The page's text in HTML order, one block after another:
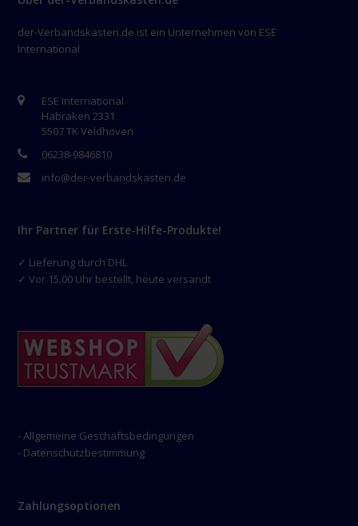
der-Verbandskasten.de ist ein Unternehmen von ESE
International
ESE International
Habraken 2331
5507 TK Veldhoven
06238-9846810
info@der-verbandskasten.de
Ihr Partner für Erste-Hilfe-Produkte!
✓ Lieferung durch DHL
✓ Vor 15.00 Uhr bestellt, heute versandt
- Allgemeine Geschäftsbedingungen
- Datenschutzbestimmung
Zahlungsoptionen